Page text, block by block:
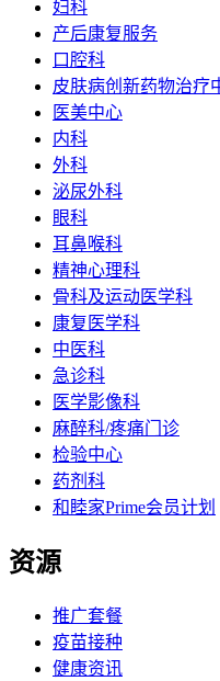
妇科
产后康复服务
口腔科
皮肤病创新药物治疗
医美中心
内科
外科
泌尿外科
眼科
耳鼻喉科
精神心理科
骨科及运动医学科
康复医学科
中医科
急诊科
医学影像科
麻醉科/疼痛门诊
检验中心
药剂科
和睦家Prime会员计划
资源
推广套餐
疫苗接种
健康资讯